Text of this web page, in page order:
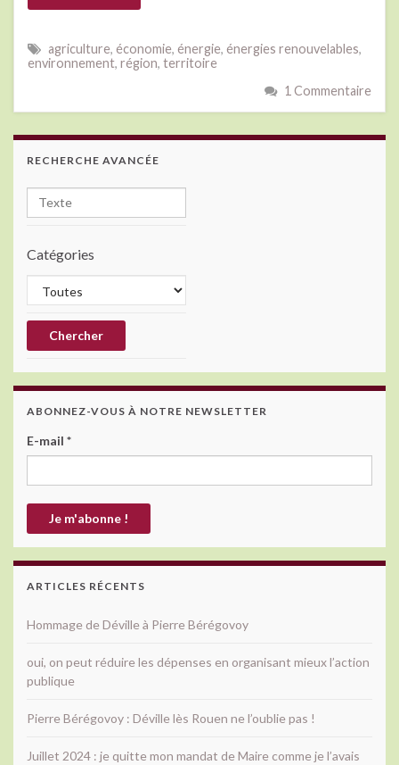
agriculture, économie, énergie, énergies renouvelables,
environnement, région, territoire
1 Commentaire
RECHERCHE AVANCÉE
Catégories
ABONNEZ-VOUS À NOTRE NEWSLETTER
E-mail *
ARTICLES RÉCENTS
Hommage de Déville à Pierre Bérégovoy
oui, on peut réduire les dépenses en organisant mieux l’action
publique
Pierre Bérégovoy : Déville lès Rouen ne l’oublie pas !
Juillet 2024 : je quitte mon mandat de Maire comme je l’avais